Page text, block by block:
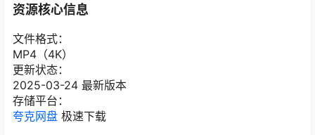
资源核心信息
文件格式：
MP4（4K）
更新状态：
2025-03-24 最新版本
存储平台：
夸克网盘 极速下载